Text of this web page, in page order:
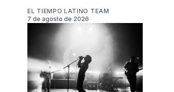
EL TIEMPO LATINO TEAM
7 de agosto de 2026